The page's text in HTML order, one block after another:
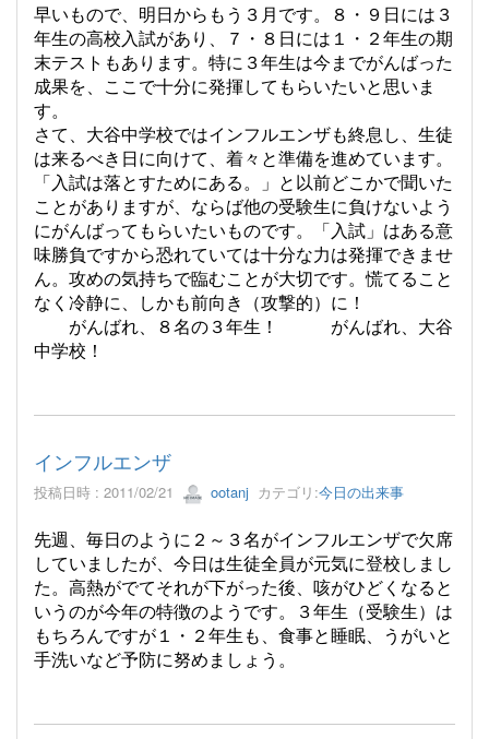
早いもので、明日からもう３月です。８・９日には３
年生の高校入試があり、７・８日には１・２年生の期
末テストもあります。特に３年生は今までがんばった
成果を、ここで十分に発揮してもらいたいと思いま
す。
さて、大谷中学校ではインフルエンザも終息し、生徒
は来るべき日に向けて、着々と準備を進めています。
「入試は落とすためにある。」と以前どこかで聞いた
ことがありますが、ならば他の受験生に負けないよう
にがんばってもらいたいものです。「入試」はある意
味勝負ですから恐れていては十分な力は発揮できませ
ん。攻めの気持ちで臨むことが大切です。慌てること
なく冷静に、しかも前向き（攻撃的）に！
がんばれ、８名の３年生！ がんばれ、大谷
中学校！
インフルエンザ
投稿日時 : 2011/02/21 ootanj カテゴリ:今日の出来事
先週、毎日のように２～３名がインフルエンザで欠席
していましたが、今日は生徒全員が元気に登校しまし
た。高熱がでてそれが下がった後、咳がひどくなると
いうのが今年の特徴のようです。３年生（受験生）は
もちろんですが１・２年生も、食事と睡眠、うがいと
手洗いなど予防に努めましょう。